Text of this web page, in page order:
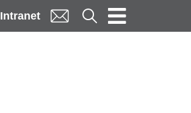
Intranet Cerca